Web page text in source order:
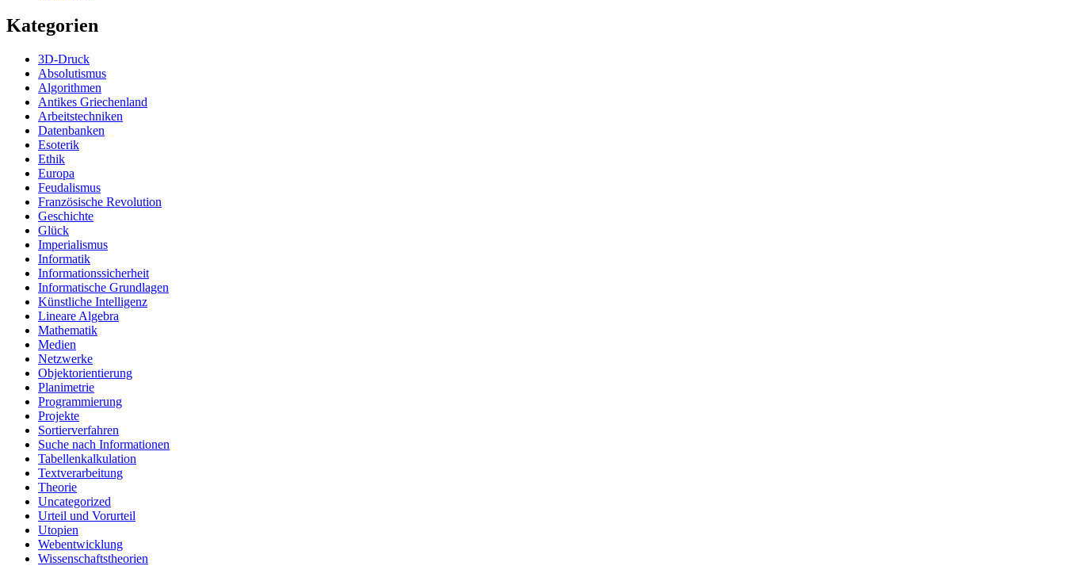
Kategorien
3D-Druck
Absolutismus
Algorithmen
Antikes Griechenland
Arbeitstechniken
Datenbanken
Esoterik
Ethik
Europa
Feudalismus
Französische Revolution
Geschichte
Glück
Imperialismus
Informatik
Informationssicherheit
Informatische Grundlagen
Künstliche Intelligenz
Lineare Algebra
Mathematik
Medien
Netzwerke
Objektorientierung
Planimetrie
Programmierung
Projekte
Sortierverfahren
Suche nach Informationen
Tabellenkalkulation
Textverarbeitung
Theorie
Uncategorized
Urteil und Vorurteil
Utopien
Webentwicklung
Wissenschaftstheorien